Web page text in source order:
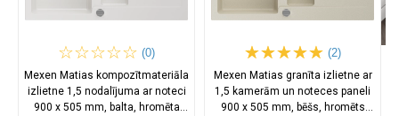
(0)
Mexen Matias kompozītmateriāla
izlietne 1,5 nodalījuma ar noteci
900 x 505 mm, balta, hromēta
(2)
Mexen Matias granīta izlietne ar
1,5 kamerām un noteces paneli
900 x 505 mm, bēšs, hromēts